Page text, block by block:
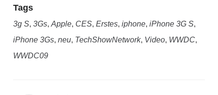
Tags
3g S, 3Gs, Apple, CES, Erstes, iphone, iPhone 3G S,
iPhone 3Gs, neu, TechShowNetwork, Video, WWDC,
WWDC09